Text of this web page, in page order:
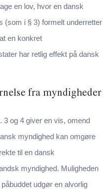
en lov, hvor en dansk
(som i § 3) formelt underretter
en konkret
har retlig effekt på dansk
fra myndigheder
3 og 4 giver en vis, omend
myndighed kan omgøre
til en dansk
myndighed. Muligheden
udgør en alvorlig